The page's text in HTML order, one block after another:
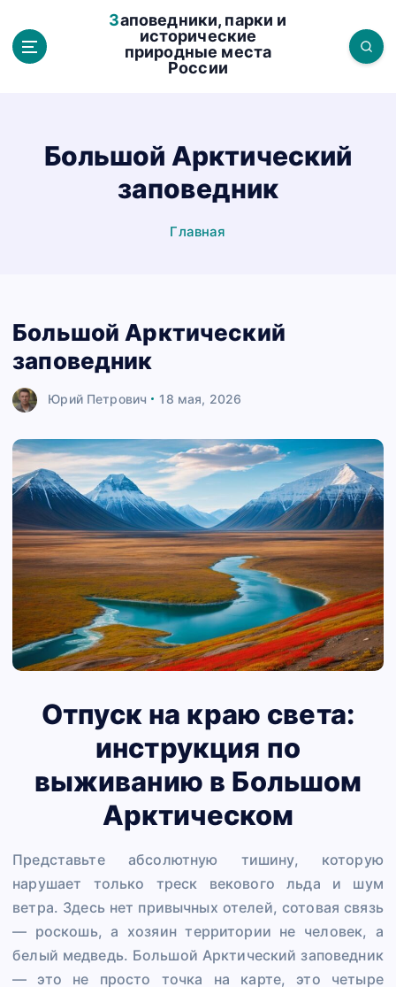
Заповедники, парки и
исторические
природные места
России
Большой Арктический
заповедник
Главная
Большой Арктический
заповедник
Юрий Петрович 18 мая, 2026
Отпуск на краю света:
инструкция по
выживанию в Большом
Арктическом
Представьте абсолютную тишину, которую
нарушает только треск векового льда и шум
ветра. Здесь нет привычных отелей, сотовая связь
— роскошь, а хозяин территории не человек, а
белый медведь. Большой Арктический заповедник
— это не просто точка на карте, это четыре